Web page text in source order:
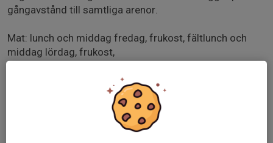
gångavstånd till samtliga arenor.
Mat: lunch och middag fredag, frukost, fältlunch och
middag lördag, frukost,
Kostnad: cirka 1 700:-/person, inkl resa, boende, mat enl.
ovan och lasergame eller
inomhus-OL. Faktureras klubben i efterhand.
Om klubben deltar med fem eller fler ungdomar behöver